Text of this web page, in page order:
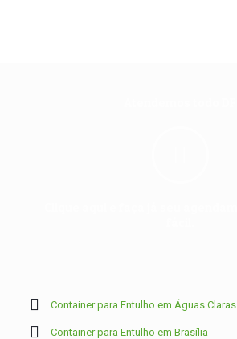
Container para Entulho em Águas Claras
Container para Entulho em Brasília